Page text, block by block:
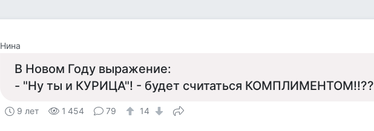
Нина
В Новом Году выражение:
- "Ну ты и КУРИЦА"! - будет считаться КОМПЛИМЕНТОМ!!??
9 лет 1 454 79 14